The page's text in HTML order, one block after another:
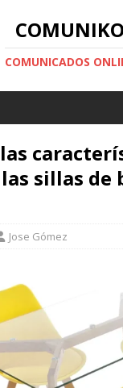
COMUNIKO
COMUNICADOS
sillas de
Jose Gómez